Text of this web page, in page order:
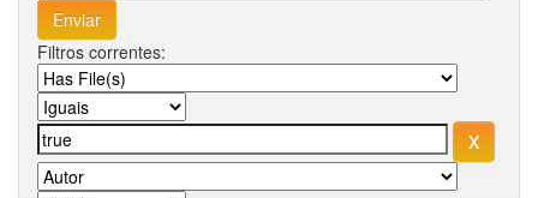
Filtros correntes: